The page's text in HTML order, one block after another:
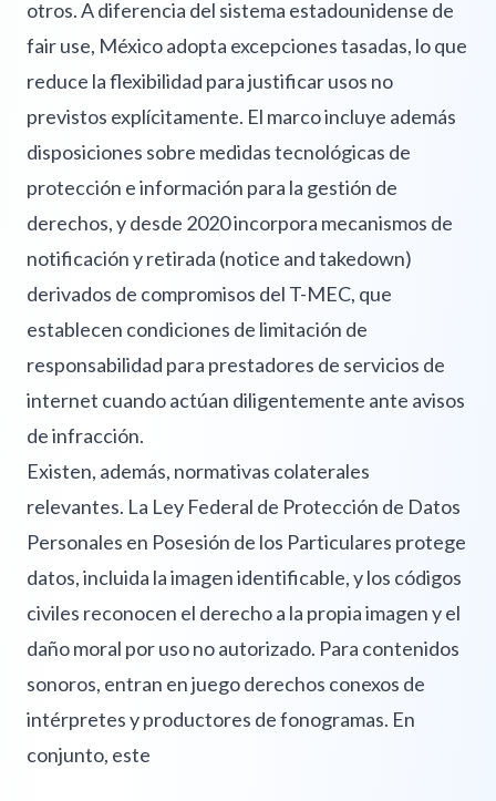
otros. A diferencia del sistema estadounidense de
fair use, México adopta excepciones tasadas, lo que
reduce la flexibilidad para justificar usos no
previstos explícitamente. El marco incluye además
disposiciones sobre medidas tecnológicas de
protección e información para la gestión de
derechos, y desde 2020 incorpora mecanismos de
notificación y retirada (notice and takedown)
derivados de compromisos del T-MEC, que
establecen condiciones de limitación de
responsabilidad para prestadores de servicios de
internet cuando actúan diligentemente ante avisos
de infracción.
Existen, además, normativas colaterales
relevantes. La Ley Federal de Protección de Datos
Personales en Posesión de los Particulares protege
datos, incluida la imagen identificable, y los códigos
civiles reconocen el derecho a la propia imagen y el
daño moral por uso no autorizado. Para contenidos
sonoros, entran en juego derechos conexos de
intérpretes y productores de fonogramas. En
conjunto, este